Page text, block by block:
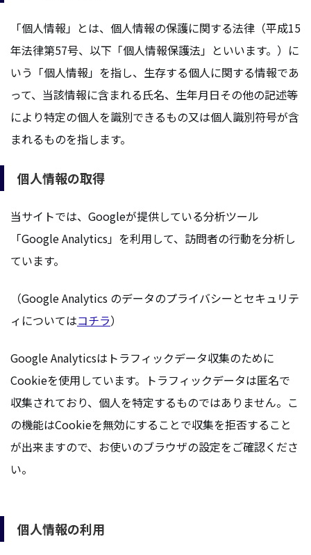
「個人情報」とは、個人情報の保護に関する法律（平成15
年法律第57号、以下「個人情報保護法」といいます。）に
いう「個人情報」を指し、生存する個人に関する情報であ
って、当該情報に含まれる氏名、生年月日その他の記述等
により特定の個人を識別できるもの又は個人識別符号が含
まれるものを指します。
個人情報の取得
当サイトでは、Googleが提供している分析ツール
「Google Analytics」を利用して、訪問者の行動を分析し
ています。
（Google Analytics のデータのプライバシーとセキュリテ
ィについてはコチラ）
Google Analyticsはトラフィックデータ収集のために
Cookieを使用しています。トラフィックデータは匿名で
収集されており、個人を特定するものではありません。こ
の機能はCookieを無効にすることで収集を拒否すること
が出来ますので、お使いのブラウザの設定をご確認くださ
い。
個人情報の利用